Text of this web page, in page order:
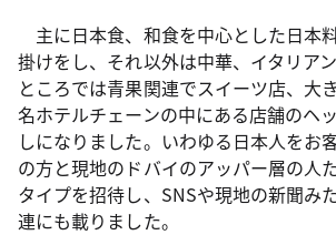
主に日本食、和食を中心とした日本
掛けをし、それ以外は中華、イタリア
ところでは青果関連でスイーツ店、大
名ホテルチェーンの中にある店舗のヘ
しになりました。いわゆる日本人をお
の方と現地のドバイのアッパー層の人
タイプを招待し、SNSや現地の新聞み
連にも載りました。